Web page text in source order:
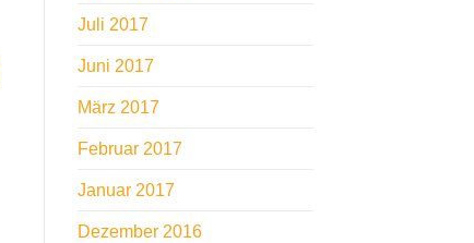
Juli 2017
Juni 2017
März 2017
Februar 2017
Januar 2017
Dezember 2016